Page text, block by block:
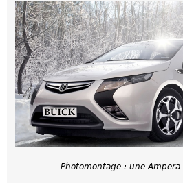
y
a
p
a
s
d
e
c
i
t
a
d
i
e
o
Photomontage : une